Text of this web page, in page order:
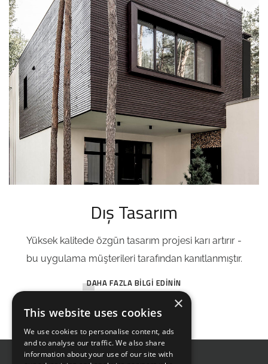
Dış Tasarım
Yüksek kalitede özgün tasarım projesi karı artırır -
bu uygulama müşterileri tarafından kanıtlanmıştır.
DAHA FAZLA BILGI EDININ
×
This website uses cookies
We use cookies to personalise content, ads
and to analyse our traffic. We also share
information about your use of our site with